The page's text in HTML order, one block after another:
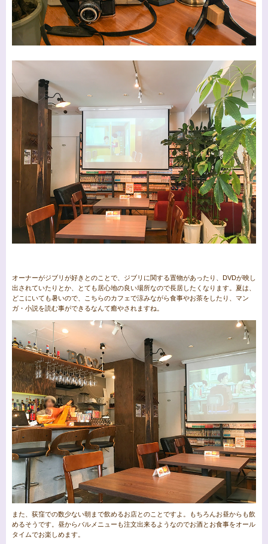
オーナーがジブリが好きとのことで、ジブリに関する置物があったり、DVDが映し
出されていたりとか、とても居心地の良い場所なので長居したくなります。夏は、
どこにいても暑いので、こちらのカフェで涼みながら食事やお茶をしたり、マン
ガ・小説を読む事ができるなんて癒やされますね。
また、荻窪での数少ない朝まで飲めるお店とのことですよ。もちろんお昼からも飲
めるそうです。昼からバルメニューも注文出来るようなのでお酒とお食事をオール
タイムでお楽しめます。